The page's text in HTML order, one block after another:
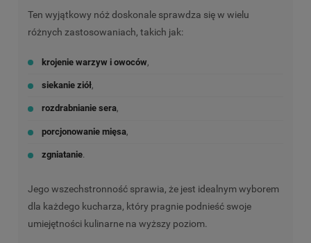
Ten wyjątkowy nóż doskonale sprawdza się w wielu
różnych zastosowaniach, takich jak:
krojenie warzyw i owoców,
siekanie ziół,
rozdrabnianie sera,
porcjonowanie mięsa,
zgniatanie.
Jego wszechstronność sprawia, że jest idealnym wyborem
dla każdego kucharza, który pragnie podnieść swoje
umiejętności kulinarne na wyższy poziom.